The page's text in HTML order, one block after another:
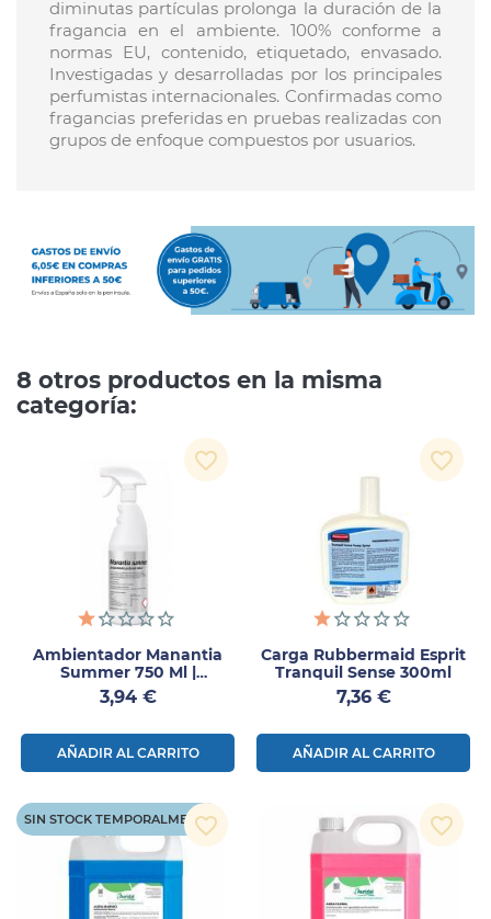
diminutas partículas prolonga la duración de la
fragancia en el ambiente. 100% conforme a
normas EU, contenido, etiquetado, envasado.
Investigadas y desarrolladas por los principales
perfumistas internacionales. Confirmadas como
fragancias preferidas en pruebas realizadas con
grupos de enfoque compuestos por usuarios.
8 otros productos en la misma
categoría:
Ambientador Manantia
Summer 750 Ml |
Neutralizador De Olores
Tropical
Precio
3,94 €
AÑADIR AL CARRITO
favorite_border
Carga Rubbermaid Esprit
Tranquil Sense 300ml
Precio
7,36 €
AÑADIR AL CARRITO
favorite_border
SIN STOCK TEMPORALMENTE
favorite_border favorite_border